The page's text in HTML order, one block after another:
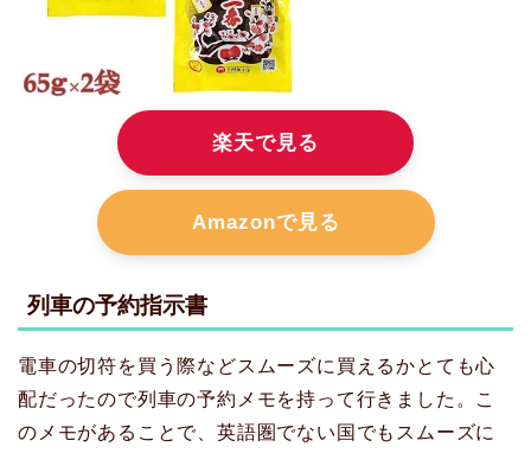
楽天で見る
Amazonで見る
列車の予約指示書
電車の切符を買う際などスムーズに買えるかとても心
配だったので列車の予約メモを持って行きました。こ
のメモがあることで、英語圏でない国でもスムーズに